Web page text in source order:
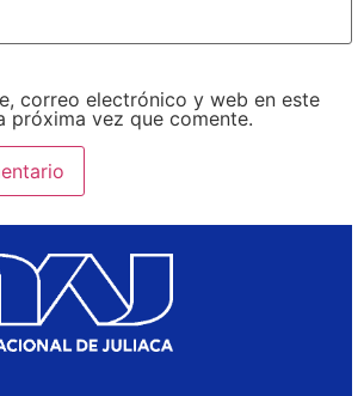
correo electrónico y web en este
próxima vez que comente.